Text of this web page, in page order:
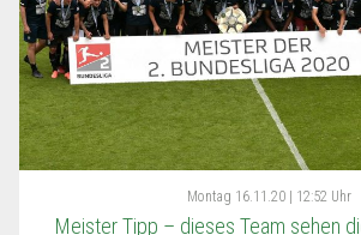
Montag 16.11.20 | 12:52 Uhr
Meister Tipp – dieses Team sehen